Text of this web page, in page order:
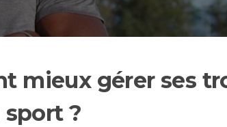
mieux gérer ses
sport ?